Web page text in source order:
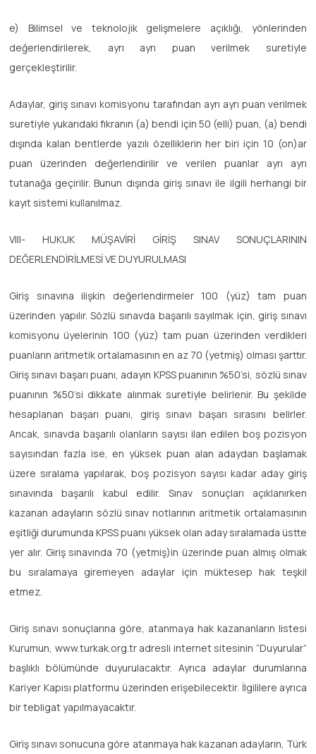
e) Bilimsel ve teknolojik gelişmelere açıklığı, yönlerinden
değerlendirilerek, ayrı ayrı puan verilmek suretiyle
gerçekleştirilir.
Adaylar, giriş sınavı komisyonu tarafından ayrı ayrı puan verilmek
suretiyle yukarıdaki fıkranın (a) bendi için 50 (elli) puan, (a) bendi
dışında kalan bentlerde yazılı özelliklerin her biri için 10 (on)ar
puan üzerinden değerlendirilir ve verilen puanlar ayrı ayrı
tutanağa geçirilir. Bunun dışında giriş sınavı ile ilgili herhangi bir
kayıt sistemi kullanılmaz.
VIII- HUKUK MÜŞAVİRİ GİRİŞ SINAV SONUÇLARININ
DEĞERLENDİRİLMESİ VE DUYURULMASI
Giriş sınavına ilişkin değerlendirmeler 100 (yüz) tam puan
üzerinden yapılır. Sözlü sınavda başarılı sayılmak için, giriş sınavı
komisyonu üyelerinin 100 (yüz) tam puan üzerinden verdikleri
puanların aritmetik ortalamasının en az 70 (yetmiş) olması şarttır.
Giriş sınavı başarı puanı, adayın KPSS puanının %50’si, sözlü sınav
puanının %50’si dikkate alınmak suretiyle belirlenir. Bu şekilde
hesaplanan başarı puanı, giriş sınavı başarı sırasını belirler.
Ancak, sınavda başarılı olanların sayısı ilan edilen boş pozisyon
sayısından fazla ise, en yüksek puan alan adaydan başlamak
üzere sıralama yapılarak, boş pozisyon sayısı kadar aday giriş
sınavında başarılı kabul edilir. Sınav sonuçları açıklanırken
kazanan adayların sözlü sınav notlarının aritmetik ortalamasının
eşitliği durumunda KPSS puanı yüksek olan aday sıralamada üstte
yer alır. Giriş sınavında 70 (yetmiş)in üzerinde puan almış olmak
bu sıralamaya giremeyen adaylar için müktesep hak teşkil
etmez.
Giriş sınavı sonuçlarına göre, atanmaya hak kazananların listesi
Kurumun, www.turkak.org.tr adresli internet sitesinin “Duyurular”
başlıklı bölümünde duyurulacaktır. Ayrıca adaylar durumlarına
Kariyer Kapısı platformu üzerinden erişebilecektir. İlgililere ayrıca
bir tebligat yapılmayacaktır.
Giriş sınavı sonucuna göre atanmaya hak kazanan adayların, Türk